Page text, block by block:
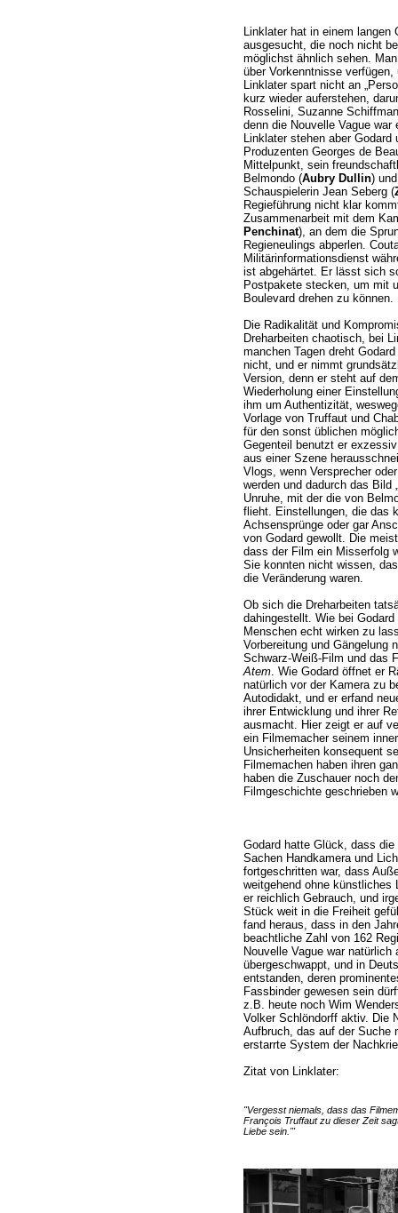
Linklater hat in einem langen
ausgesucht, die noch nicht
möglichst ähnlich sehen.
über Vorkenntnisse
Linklater spart nicht an
kurz wieder auferstehen,
Rosselini, Suzanne
denn die Nouvelle Vague
Linklater stehen aber
Produzenten Georges de
Mittelpunkt, sein
Belmondo (Aubry Dullin)
Schauspielerin Jean Seberg (
Regieführung nicht klar
Zusammenarbeit mit dem
Penchinat), an dem die
Regieneulings abperlen.
Militärinformationsdienst
ist abgehärtet. Er lässt sich
Postpakete stecken, um mit
Boulevard drehen zu können.
Die Radikalität und
Dreharbeiten chaotisch, bei
manchen Tagen dreht
nicht, und er nimmt
Version, denn er steht auf
Wiederholung einer
ihm um Authentizität,
Vorlage von Truffaut und
für den sonst üblichen
Gegenteil benutzt er
aus einer Szene
Vlogs, wenn Versprecher
werden und dadurch das Bild
Unruhe, mit der die von
flieht. Einstellungen, die das
Achsensprünge oder gar
von Godard gewollt. Die
dass der Film ein Misserfolg
Sie konnten nicht wissen,
die Veränderung waren.
Ob sich die Dreharbeiten
dahingestellt. Wie bei
Menschen echt wirken zu
Vorbereitung und Gängelung
Schwarz-Weiß-Film und das
Atem. Wie Godard öffnet er
natürlich vor der Kamera zu
Autodidakt, und er erfand
ihrer Entwicklung und ihrer
ausmacht. Hier zeigt er auf
ein Filmemacher seinem
Unsicherheiten konsequent
Filmemachen haben ihren
haben die Zuschauer noch
Filmgeschichte geschrieben
Godard hatte Glück, dass
Sachen Handkamera und
fortgeschritten war, dass
weitgehend ohne künstliches
er reichlich Gebrauch, und
Stück weit in die Freiheit
fand heraus, dass in den
beachtliche Zahl von 162
Nouvelle Vague war natürlich
übergeschwappt, und in
entstanden, deren
Fassbinder gewesen sein
z.B. heute noch Wim
Volker Schlöndorff aktiv. Die
Aufbruch, das auf der Suche
erstarrte System der
Zitat von Linklater:
"Vergesst niemals, dass das
François Truffaut zu dieser Zeit
Liebe sein.'"